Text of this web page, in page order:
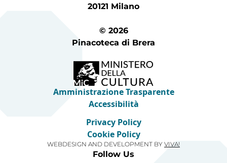
20121 Milano
© 2026
Pinacoteca di Brera
Follow Us
Amministrazione Trasparente
Accessibilità
Privacy Policy
Cookie Policy
WEBDESIGN AND DEVELOPMENT BY VIVA!